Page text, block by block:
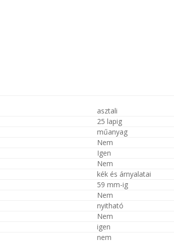
asztali
25 lapig
műanyag
Nem
Igen
Nem
kék és árnyalatai
59 mm-ig
Nem
nyitható
Nem
igen
nem